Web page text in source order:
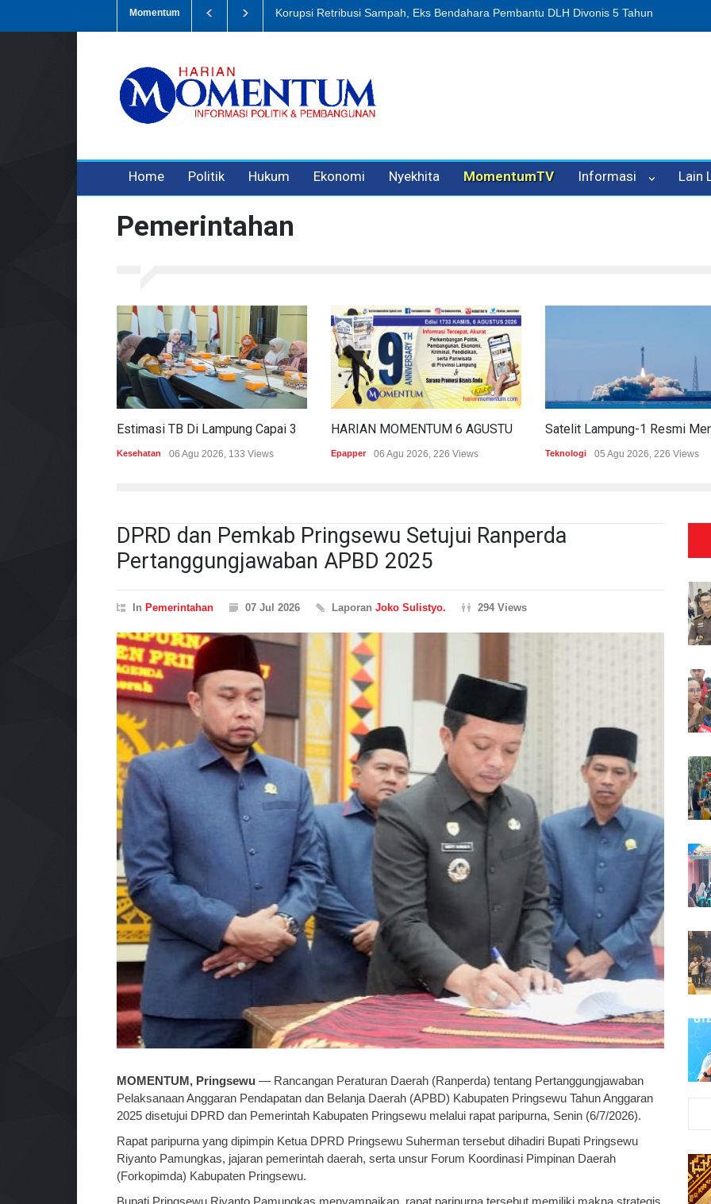
Momentum Dugaan Penipuan Oleh Oknum Kadis, Kuasa Hukum Pelapor Desak Polisi Tetapkan P-
Home Politik Hukum Ekonomi Nyekhita MomentumTV Informasi Lain
Pemerintahan
Kesehatan 06 Agu 2026, 133 Views Epapper 06 Agu 2026, 226 Views Teknologi 05 Agu 2026, 226 Views
DPRD dan Pemkab Pringsewu Setujui Ranperda
Pertanggungjawaban APBD 2025
In Pemerintahan 07 Jul 2026 Laporan Joko Sulistyo. 294 Views
MOMENTUM, Pringsewu — Rancangan Peraturan Daerah (Ranperda) tentang Pertanggungjawaban
Pelaksanaan Anggaran Pendapatan dan Belanja Daerah (APBD) Kabupaten Pringsewu Tahun Anggaran
2025 disetujui DPRD dan Pemerintah Kabupaten Pringsewu melalui rapat paripurna, Senin (6/7/2026).
Rapat paripurna yang dipimpin Ketua DPRD Pringsewu Suherman tersebut dihadiri Bupati Pringsewu
Riyanto Pamungkas, jajaran pemerintah daerah, serta unsur Forum Koordinasi Pimpinan Daerah
(Forkopimda) Kabupaten Pringsewu.